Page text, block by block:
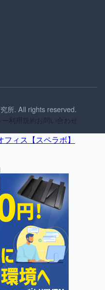
所. All rights reserved.
利用規約お問い合わせ
ィス【スペラボ】